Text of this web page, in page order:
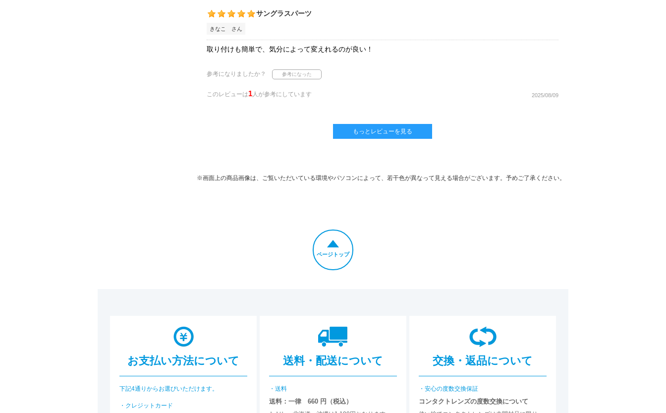
サングラスパーツ
きなこ さん
取り付けも簡単で、気分によって変えれるのが良い！
参考になりましたか？
このレビューは1人が参考にしています 2025/08/09
もっとレビューを見る
※画面上の商品画像は、ご覧いただいている環境やパソコンによって、若干色が異なって見える場合がございます。予めご了承ください。
ページトップ
お支払い方法について
下記4通りからお選びいただけます。
・クレジットカード
送料・配送について
・送料
送料：一律 660 円（税込）
交換・返品について
・安心の度数交換保証
コンタクトレンズの度数交換について